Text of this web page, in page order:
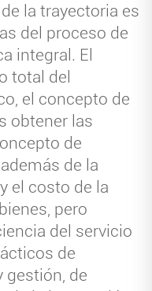
la trayectoria es
del proceso de
integral. El
total del
el concepto de
obtener las
de
de la
el costo de la
pero
del servicio
de
gestión, de